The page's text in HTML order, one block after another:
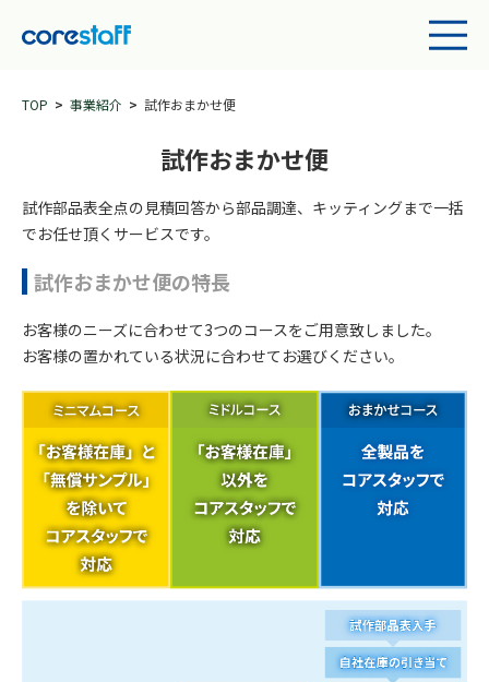
TOP 事業紹介 試作おまかせ便
試作おまかせ便
試作部品表全点の見積回答から部品調達、キッティングまで一括
でお任せ頂くサービスです。
試作おまかせ便の特長
お客様のニーズに合わせて3つのコースをご用意致しました。
お客様の置かれている状況に合わせてお選びください。